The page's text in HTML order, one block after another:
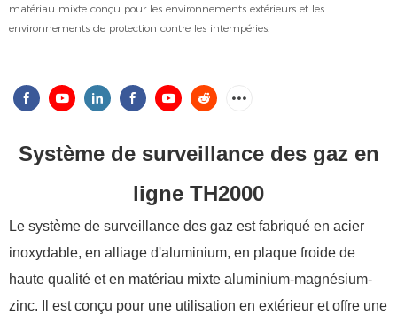
matériau mixte conçu pour les environnements extérieurs et les
environnements de protection contre les intempéries.
Système de surveillance des gaz en
ligne TH2000
Le système de surveillance des gaz est fabriqué en acier
inoxydable, en alliage d'aluminium, en plaque froide de
haute qualité et en matériau mixte aluminium-magnésium-
zinc. Il est conçu pour une utilisation en extérieur et offre une